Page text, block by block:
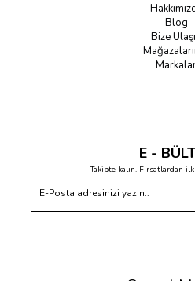
Blog
Bize
E -
Takipte kalın. Fırsatlardan